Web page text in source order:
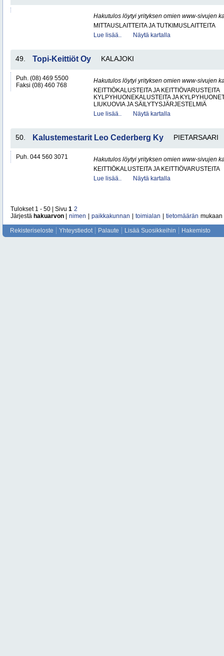
Hakutulos löytyi yrityksen omien www-sivujen
MITTAUSLAITTEITA JA TUTKIMUSLAITTEITA
Lue lisää..
Näytä kartalla
49. Topi-Keittiöt Oy KALAJOKI
Puh. (08) 469 5500
Faksi (08) 460 768
Hakutulos löytyi yrityksen omien www-sivujen
KEITTIÖKALUSTEITA JA KEITTIÖVARUSTEITA
KYLPYHUONEKALUSTEITA JA
LIUKUOVIA JA SÄILYTYSJÄRJESTELMIÄ
Lue lisää..
Näytä kartalla
50. Kalustemestarit Leo Cederberg Ky PIETARSAARI
Puh. 044 560 3071
Hakutulos löytyi yrityksen omien www-sivujen
KEITTIÖKALUSTEITA JA KEITTIÖVARUSTEITA
Lue lisää..
Näytä kartalla
Tulokset 1 - 50 | Sivu 1 2
Järjestä hakuarvon nimen paikkakunnan toimialan tietomäärän mukaan
Rekisteriseloste Yhteystiedot Palaute Lisää Suosikkeihin Hakemisto